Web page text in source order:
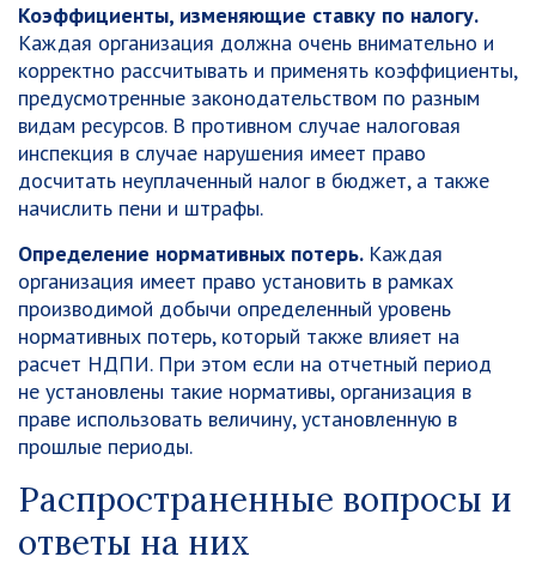
Коэффициенты, изменяющие ставку по налогу.
Каждая организация должна очень внимательно и
корректно рассчитывать и применять коэффициенты,
предусмотренные законодательством по разным
видам ресурсов. В противном случае налоговая
инспекция в случае нарушения имеет право
досчитать неуплаченный налог в бюджет, а также
начислить пени и штрафы.
Определение нормативных потерь. Каждая
организация имеет право установить в рамках
производимой добычи определенный уровень
нормативных потерь, который также влияет на
расчет НДПИ. При этом если на отчетный период
не установлены такие нормативы, организация в
праве использовать величину, установленную в
прошлые периоды.
Распространенные вопросы и
ответы на них